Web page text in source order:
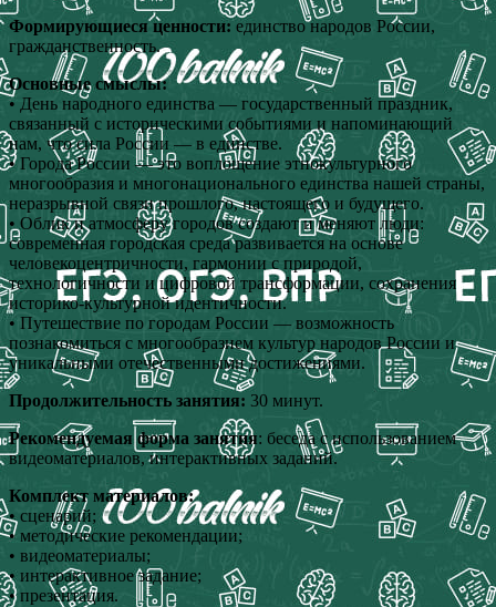
Формирующиеся ценности:единство народов России,
гражданственность.
Основные смыслы:
• День народного единства — государственный праздник,
связанный с историческими событиями и напоминающий
нам, что сила России — в единстве.
• Города России — это воплощение этнокультурного
многообразия и многонационального единства нашей страны,
неразрывной связи прошлого, настоящего и будущего.
• Облик и атмосферу городов создают и меняют люди:
современная городская среда развивается на основе
человекоцентричности, гармонии с природой,
технологичности и цифровой трансформации, сохранения
историко-культурной идентичности.
• Путешествие по городам России — возможность
познакомиться с многообразием культур народов России и
уникальными отечественными достижениями.
Продолжительность занятия: 30 минут.
Рекомендуемая форма занятия: беседа с использованием
видеоматериалов, интерактивных заданий.
Комплект материалов:
• сценарий;
• методические рекомендации;
• видеоматериалы;
• интерактивное задание;
• презентация.